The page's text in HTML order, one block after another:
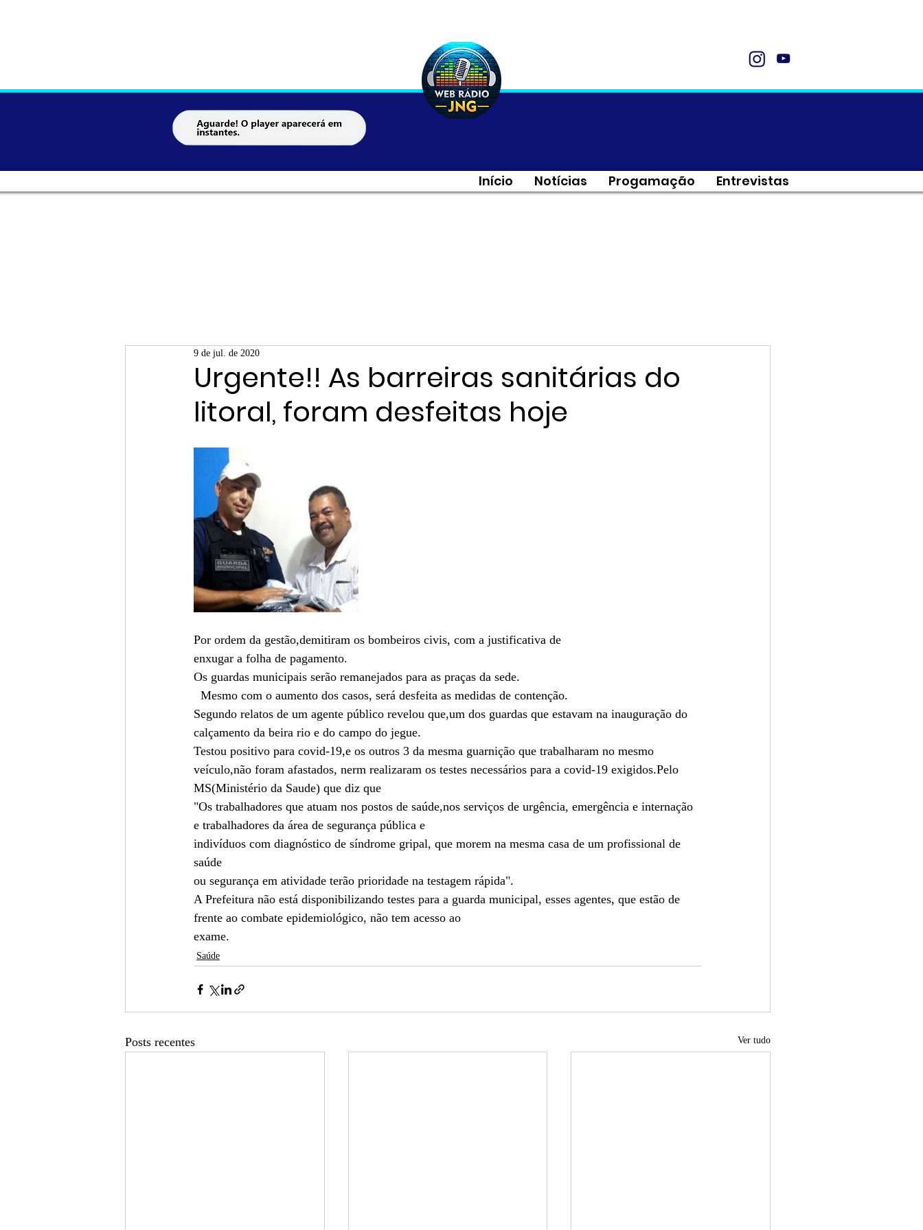
Início Notícias Progamação Entrevistas
Urgente!! As barreiras sanitárias do
litoral, foram desfeitas hoje
9 de jul. de 2020
Por ordem da gestão,demitiram os bombeiros civis, com a justificativa de
enxugar a folha de pagamento.
Os guardas municipais serão remanejados para as praças da sede.
  Mesmo com o aumento dos casos, será desfeita as medidas de contenção.
Segundo relatos de um agente público revelou que,um dos guardas que estavam na inauguração do
calçamento da beira rio e do campo do jegue.
Testou positivo para covid-19,e os outros 3 da mesma guarnição que trabalharam no mesmo
veículo,não foram afastados, nerm realizaram os testes necessários para a covid-19 exigidos.Pelo
MS(Ministério da Saude) que diz que
"Os trabalhadores que atuam nos postos de saúde,nos serviços de urgência, emergência e internação
e trabalhadores da área de segurança pública e
indivíduos com diagnóstico de síndrome gripal, que morem na mesma casa de um profissional de
saúde
ou segurança em atividade terão prioridade na testagem rápida".
A Prefeitura não está disponibilizando testes para a guarda municipal, esses agentes, que estão de
frente ao combate epidemiológico, não tem acesso ao
exame.
Saúde
Posts recentes Ver tudo